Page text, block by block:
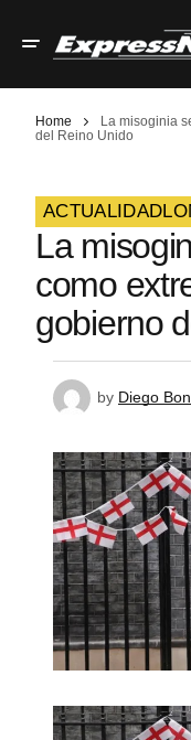
Home
La misoginia
del Reino Unido
ACTUALIDAD
La
como
gobierno
by Diego